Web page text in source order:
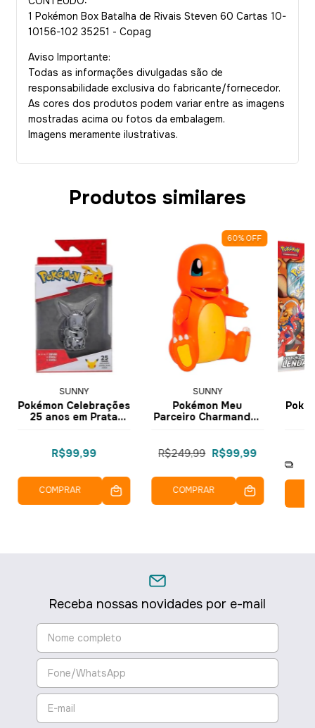
1 Pokémon Box Batalha de Rivais Steven 60 Cartas 10-
10156-102 35251 - Copag
Aviso Importante:
Todas as informações divulgadas são de
responsabilidade exclusiva do fabricante/fornecedor.
As cores dos produtos podem variar entre as imagens
mostradas acima ou fotos da embalagem.
Imagens meramente ilustrativas.
Produtos similares
SUNNY
Pokémon Celebrações
25 anos em Prata
R$99,99
COMPRAR
60%OFF
SUNNY
Pokémon Meu
Parceiro Charmander
R$249,99 R$99,99
COMPRAR
Receba nossas novidades por e-mail